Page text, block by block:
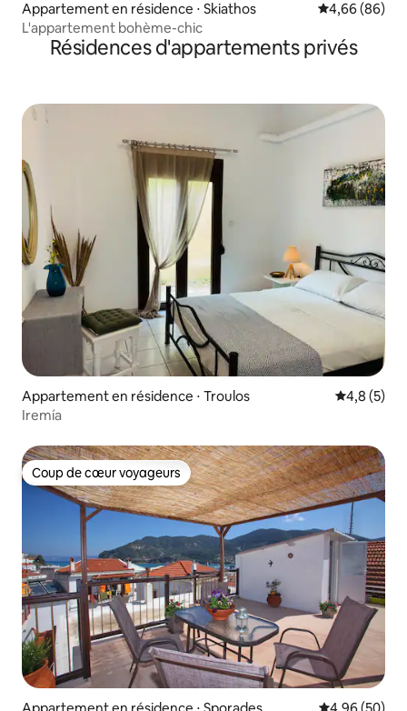
Appartement en résidence ⋅ Skiathos Évaluation
4,66 (86)
L'appartement bohème-chic
Résidences d'appartements privés
Appartement en résidence ⋅ Troulos Évaluation
4,8 (5)
Iremía
Coup de cœur voyageurs
Coup de cœur voyageurs
Appartement en résidence ⋅ Sporades Évaluation
4,96 (50)